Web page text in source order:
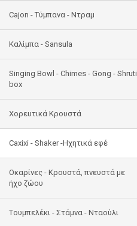
Cajon - Τύμπανα - Ντραμ
Καλίμπα - Sansula
Singing Bowl - Chimes - Gong - Shruti
box
Χορευτικά Κρουστά
Caxixi - Shaker -Ηχητικά εφέ
Οκαρίνες - Κρουστά, πνευστά με
ήχο ζώου
Tουμπελέκι - Στάμνα - Νταούλι